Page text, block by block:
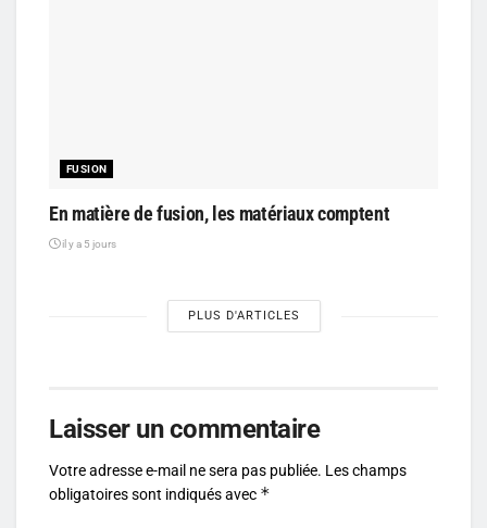
FUSION
En matière de fusion, les matériaux comptent
il y a 5 jours
PLUS D'ARTICLES
Laisser un commentaire
Votre adresse e-mail ne sera pas publiée. Les champs
obligatoires sont indiqués avec *